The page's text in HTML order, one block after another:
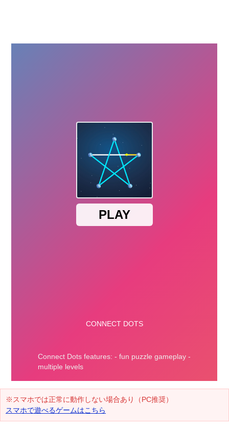
※スマホでは正常に動作しない場合あり（PC推奨）
スマホで遊べるゲームはこちら